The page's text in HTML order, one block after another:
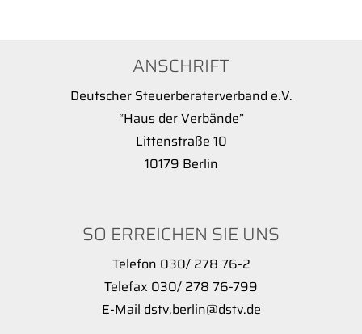
ANSCHRIFT
Deutscher Steuerberaterverband e.V.
“Haus der Verbände”
Littenstraße 10
10179 Berlin
SO ERREICHEN SIE UNS
Telefon 030/ 278 76-2
Telefax 030/ 278 76-799
E-Mail dstv.berlin@dstv.de